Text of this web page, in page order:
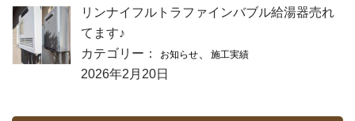
リンナイフルトラファインバブル給湯器売れ
てます♪
カテゴリー：
お知らせ 施工実績
2026年2月20日